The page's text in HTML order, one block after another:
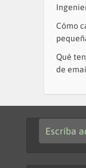
Cómo
Qué
de